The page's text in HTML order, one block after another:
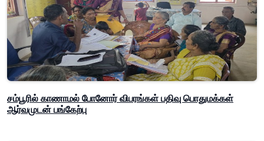
சம்பூரில் காணாமல் போனோர் விபரங்கள் பதிவு பொதுமக்கள்
ஆர்வமுடன் பங்கேற்பு